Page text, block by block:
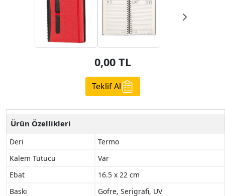
0,00 TL
Teklif Al
Ürün Özellikleri
Deri
Termo
Kalem Tutucu
Var
Ebat
16.5 x 22 cm
Baskı
Gofre, Serigrafi, UV